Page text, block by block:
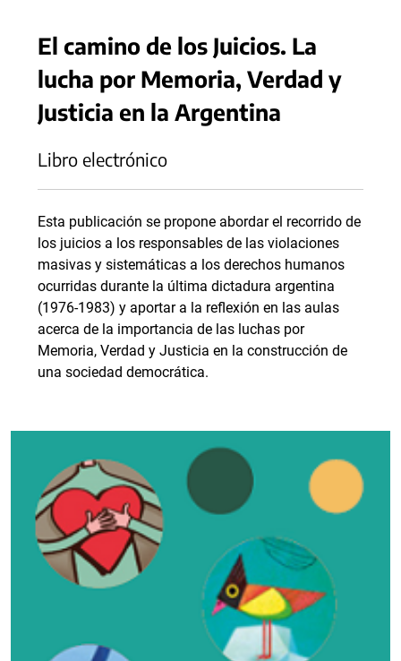
El camino de los Juicios. La
lucha por Memoria, Verdad y
Justicia en la Argentina
Libro electrónico
Esta publicación se propone abordar el recorrido de
los juicios a los responsables de las violaciones
masivas y sistemáticas a los derechos humanos
ocurridas durante la última dictadura argentina
(1976-1983) y aportar a la reflexión en las aulas
acerca de la importancia de las luchas por
Memoria, Verdad y Justicia en la construcción de
una sociedad democrática.